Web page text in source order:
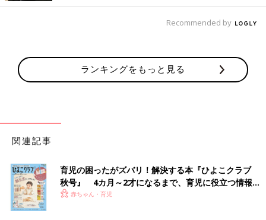
Recommended by
ランキングをもっと見る
関連記事
育児の困ったがズバリ！解決する本『ひよこクラブ
秋号』 4カ月～2才になるまで、育児に役立つ情報が
いっぱい！
赤ちゃん・育児